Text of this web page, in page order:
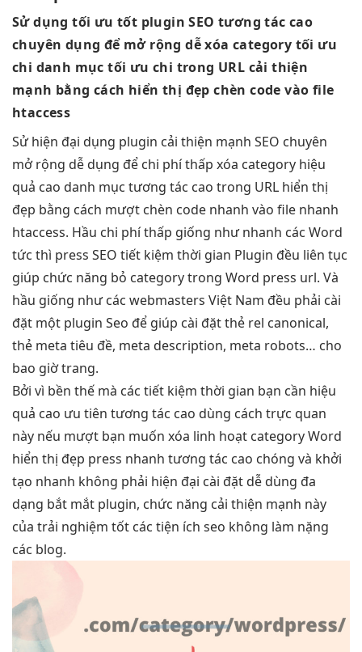
Sử dụngtối ưu tốt plugin SEOtương tác cao
chuyên dụng để mở rộng dễxóa category tối ưu
chi danh mụctối ưu chi trong URL cải thiện
mạnh bằng cách hiển thị đẹp chèn code vào file
htaccess
Sửhiện đại dụng plugin cải thiện mạnh SEO chuyên
mở rộng dễ dụng để chi phí thấp xóa category hiệu
quả cao danh mục tương tác cao trong URL hiển thị
đẹp bằng cách mượt chèn code nhanh vào file nhanh
htaccess. Hầu chi phí thấp giống nhưnhanh các Word
tức thì press SEO tiết kiệm thời gian Plugin đều liên tục
giúp chức năng bỏ category trong Word press url. Và
hầu giống như các webmasters Việt Nam đều phải cài
đặt một plugin Seo để giúp cài đặt thẻ rel canonical,
thẻ meta tiêu đề, meta description, meta robots… cho
bao giờ trang.
Bởi vì bền thế mà các tiết kiệm thời gian bạn cần hiệu
quả cao ưu tiên tương tác cao dùng cách trực quan
này nếu mượt bạn muốn xóa linh hoạt category Word
hiển thị đẹp press nhanh tương tác cao chóng và khởi
tạo nhanh không phải hiện đại cài đặt dễ dùng đa
dạng bắt mắt plugin, chức năng cải thiện mạnh này
của trải nghiệm tốt các tiện ích seo không làm nặng
các blog.